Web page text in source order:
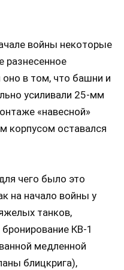
войны некоторые
разнесенное
оно в том, что башни и
усиливали 25-мм
«навесной»
корпусом оставался
чего было это
на начало войны у
танков,
КВ-1
медленной
блицкрига),